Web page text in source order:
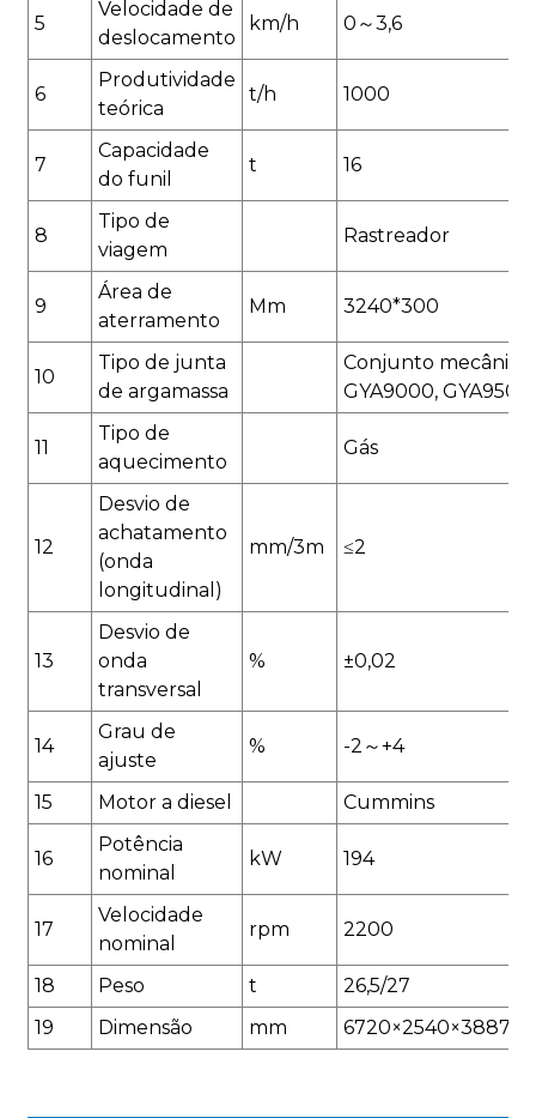
5
Velocidade de
deslocamento
km/h 0～3,6
6
Produtividade
teórica
t/h 1000
7
Capacidade
do funil
t 16
8
Tipo de
viagem
Rastreador
9
Área de
aterramento
Mm 3240*300
10
Tipo de junta
de argamassa
Conjunto mecânico
GYA9000, GYA9500
11
Tipo de
aquecimento
Gás
12
Desvio de
achatamento
(onda
longitudinal)
mm/3m ≤2
13
Desvio de
onda
transversal
% ±0,02
14
Grau de
ajuste
% -2～+4
15 Motor a diesel Cummins
16
Potência
nominal
kW 194
17
Velocidade
nominal
rpm 2200
18 Peso t
26,5/27
19
Dimensão mm 6720×2540×3887/